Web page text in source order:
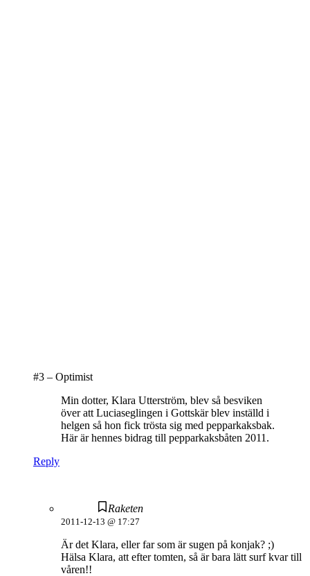
#3 – Optimist
Min dotter, Klara Utterström, blev så besviken
över att Luciaseglingen i Gottskär blev inställd i
helgen så hon fick trösta sig med pepparkaksbak.
Här är hennes bidrag till pepparkaksbåten 2011.
Reply
Raketen
2011-12-13 @ 17:27
Är det Klara, eller far som är sugen på konjak? ;)
Hälsa Klara, att efter tomten, så är bara lätt surf kvar till
våren!!